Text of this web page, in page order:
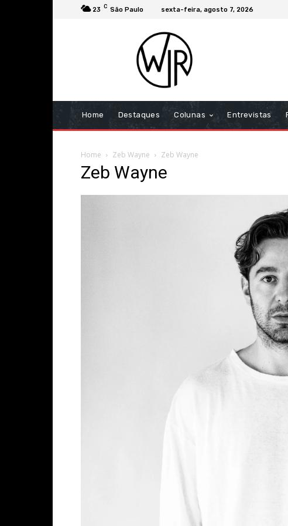
23 C São Paulo sexta-feira, agosto 7, 2026
Home Destaques Colunas Entrevistas
Home Zeb Wayne Zeb Wayne
Zeb Wayne